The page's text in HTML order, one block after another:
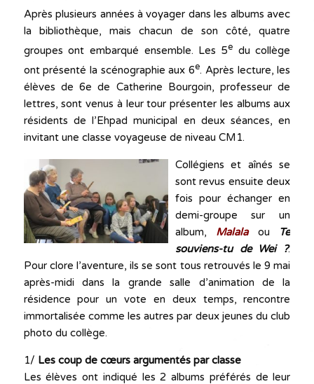
Après plusieurs années à voyager dans les albums avec
la bibliothèque, mais chacun de son côté, quatre
groupes ont embarqué ensemble. Les 5e du collège
ont présenté la scénographie aux 6e. Après lecture, les
élèves de 6e de Catherine Bourgoin, professeur de
lettres, sont venus à leur tour présenter les albums aux
résidents de l’Ehpad municipal en deux séances, en
invitant une classe voyageuse de niveau CM1.
Collégiens et aînés se
sont revus ensuite deux
fois pour échanger en
demi-groupe sur un
album, Malala ou Te
souviens-tu de Wei ?.
Pour clore l’aventure, ils se sont tous retrouvés le 9 mai
après-midi dans la grande salle d’animation de la
résidence pour un vote en deux temps, rencontre
immortalisée comme les autres par deux jeunes du club
photo du collège.
1/ Les coup de cœurs argumentés par classe
Les élèves ont indiqué les 2 albums préférés de leur